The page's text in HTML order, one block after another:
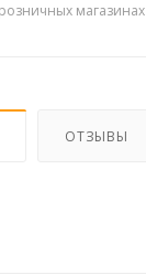
магазинах
ОТЗЫВЫ